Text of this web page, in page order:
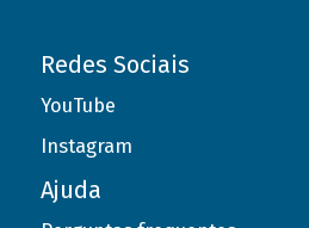
Redes Sociais
YouTube
Instagram
Ajuda